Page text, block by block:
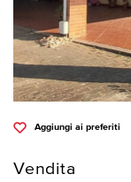
Aggiungi ai preferiti
Vendita